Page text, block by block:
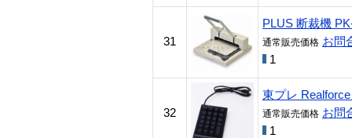
31
PLUS 断裁機
通常販売価格 お問
1
32
東プレ
通常販売価格 お問
1